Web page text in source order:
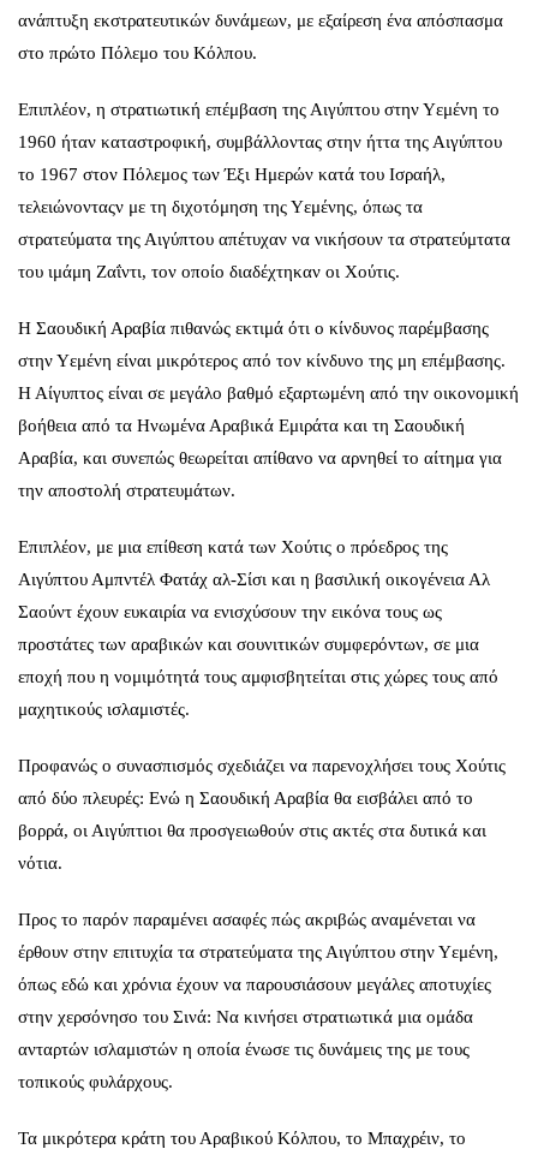
ανάπτυξη εκστρατευτικών δυνάμεων, με εξαίρεση ένα απόσπασμα
στο πρώτο Πόλεμο του Κόλπου.
Επιπλέον, η στρατιωτική επέμβαση της Αιγύπτου στην Υεμένη το
1960 ήταν καταστροφική, συμβάλλοντας στην ήττα της Αιγύπτου
το 1967 στον Πόλεμος των Έξι Ημερών κατά του Ισραήλ,
τελειώνονταςν με τη διχοτόμηση της Υεμένης, όπως τα
στρατεύματα της Αιγύπτου απέτυχαν να νικήσουν τα στρατεύμτατα
του ιμάμη Ζαΐντι, τον οποίο διαδέχτηκαν οι Χούτις.
Η Σαουδική Αραβία πιθανώς εκτιμά ότι ο κίνδυνος παρέμβασης
στην Υεμένη είναι μικρότερος από τον κίνδυνο της μη επέμβασης.
Η Αίγυπτος είναι σε μεγάλο βαθμό εξαρτωμένη από την οικονομική
βοήθεια από τα Ηνωμένα Αραβικά Εμιράτα και τη Σαουδική
Αραβία, και συνεπώς θεωρείται απίθανο να αρνηθεί το αίτημα για
την αποστολή στρατευμάτων.
Επιπλέον, με μια επίθεση κατά των Χούτις ο πρόεδρος της
Αιγύπτου Αμπντέλ Φατάχ αλ-Σίσι και η βασιλική οικογένεια Αλ
Σαούντ έχουν ευκαιρία να ενισχύσουν την εικόνα τους ως
προστάτες των αραβικών και σουνιτικών συμφερόντων, σε μια
εποχή που η νομιμότητά τους αμφισβητείται στις χώρες τους από
μαχητικούς ισλαμιστές.
Προφανώς ο συνασπισμός σχεδιάζει να παρενοχλήσει τους Χούτις
από δύο πλευρές: Ενώ η Σαουδική Αραβία θα εισβάλει από το
βορρά, οι Αιγύπτιοι θα προσγειωθούν στις ακτές στα δυτικά και
νότια.
Προς το παρόν παραμένει ασαφές πώς ακριβώς αναμένεται να
έρθουν στην επιτυχία τα στρατεύματα της Αιγύπτου στην Υεμένη,
όπως εδώ και χρόνια έχουν να παρουσιάσουν μεγάλες αποτυχίες
στην χερσόνησο του Σινά: Να κινήσει στρατιωτικά μια ομάδα
ανταρτών ισλαμιστών η οποία ένωσε τις δυνάμεις της με τους
τοπικούς φυλάρχους.
Τα μικρότερα κράτη του Αραβικού Κόλπου, το Μπαχρέιν, το